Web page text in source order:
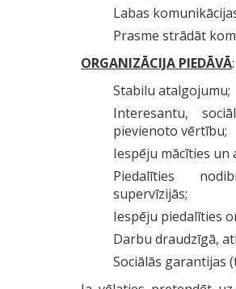
Labas
Prasme strādāt
ORGANIZĀCIJA PIEDĀVĀ:
Stabilu atalgojumu;
Interesantu,
pievienoto vērtību;
Iespēju mācīties un
Piedalīties
supervīzijās;
Iespēju piedalīties
Darbu draudzīgā,
Sociālās garantijas